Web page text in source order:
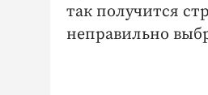
так получится
неправильно